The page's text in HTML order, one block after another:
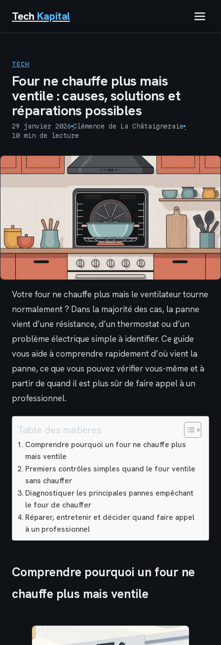
Tech Kapital
BUSINESS
MARKETING
TECH
Four ne chauffe plus mais
ventile : causes, solutions et
réparations possibles
29 janvier 2026
·
Clémence de La Châtaigneraie
·
10 min de lecture
Votre four ne chauffe plus mais le ventilateur tourne
normalement ? Dans la majorité des cas, la panne
vient d’une résistance, d’un thermostat ou d’un
problème électrique simple à identifier. Ce guide
vous aide à comprendre rapidement d’où vient la
panne, ce que vous pouvez vérifier vous-même et à
partir de quand il est plus sûr de faire appel à un
professionnel.
Table des matières
Comprendre pourquoi un four ne chauffe plus
mais ventile
Premiers contrôles simples quand le four ventile
sans chauffer
Diagnostiquer les principales pannes empêchant
le four de chauffer
Réparer, entretenir et décider quand faire appel
à un professionnel
Comprendre pourquoi un four ne
chauffe plus mais ventile